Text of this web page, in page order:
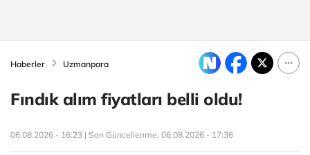
Haberler Uzmanpara
Fındık alım fiyatları belli oldu!
06.08.2026 - 16:23 | Son Güncellenme: 06.08.2026 - 17:36